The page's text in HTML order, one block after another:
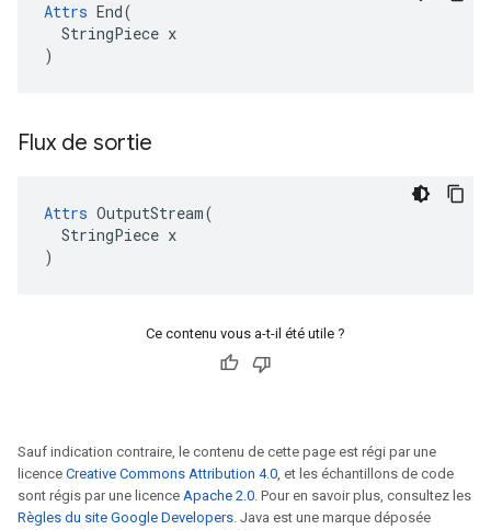
Attrs End(
  StringPiece x
)
Flux de sortie
Attrs OutputStream(
  StringPiece x
)
Ce contenu vous a-t-il été utile ?
Sauf indication contraire, le contenu de cette page est régi par une
licence Creative Commons Attribution 4.0, et les échantillons de code
sont régis par une licence Apache 2.0. Pour en savoir plus, consultez les
Règles du site Google Developers. Java est une marque déposée